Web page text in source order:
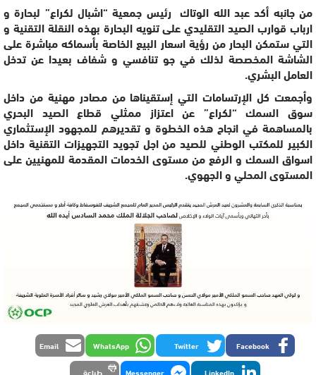
من جانبه أكد عبد الله الوتاك رئيس جمعية “اشبال لكراع” لبحارة و
ارباب قوارب الصيد التقليدي على تنويه البحارة بهذه النقلة التقنية و
التي ستمكن البحار من رؤية اسعار البيع الخاصة بأسماكه مباشرة على
الشاشة المخصصة لذلك في جو تنافسي و شفاف بعيدا عن تدخل
العامل البشري.
وأجمعت كل الإرتسامات التي إستقيناها من مصادر مهنية من داخل
سوق السمك “لكراع” عن اعتزاز ممثلي قطاع الصيد البحري
بالمساهمة في انجاح هذه الخطوة و تقديرهم للمجهود الإستثماري
الكبير للمكتب الوطني للصيد من اجل تجويد التجهيزات التقنية داخل
اسواق السمك و الرفع من مستوى الخدمات المقدمة للمهنيين على
المستوى المحلي و الجهوي.
Facebook
Twitter
WhatsApp
Email